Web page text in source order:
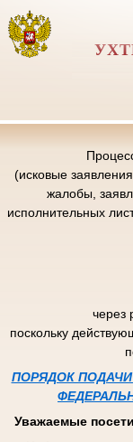
(исковые
жалобы,
исполнительных
через
поскольку
ПОРЯДОК
Уважаемые